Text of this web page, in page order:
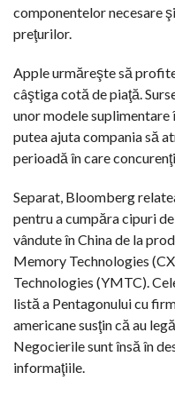
componentelor necesare
preţurilor.
Apple urmăreşte să
câştiga cotă de piaţă.
unor modele suplimentare
putea ajuta compania să
perioadă în care
Separat, Bloomberg
pentru a cumpăra cipuri
vândute în China de la
Memory Technologies
Technologies (YMTC).
listă a Pentagonului cu
americane susţin că au
Negocierile sunt însă în
informaţiile.